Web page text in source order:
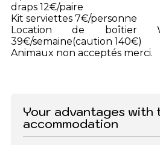
draps 12€/paire
Kit serviettes 7€/personne
Location de boîtier
39€/semaine(caution 140€)
Animaux non acceptés merci.
Your advantages with
accommodation